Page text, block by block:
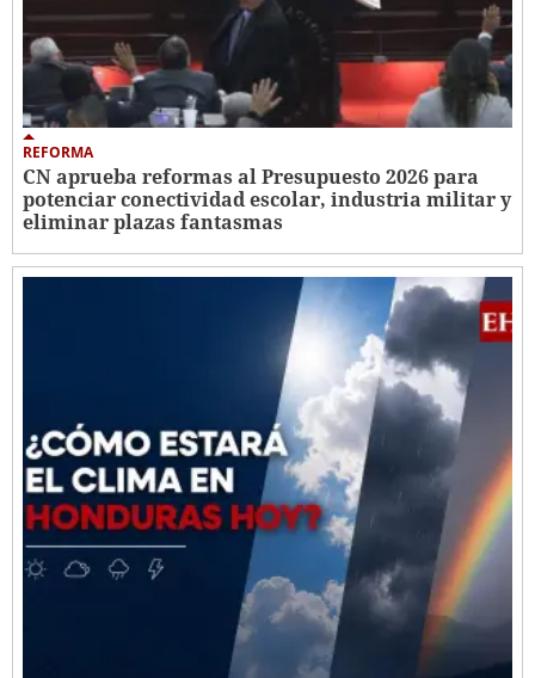
REFORMA
CN aprueba reformas al Presupuesto 2026 para
potenciar conectividad escolar, industria militar y
eliminar plazas fantasmas